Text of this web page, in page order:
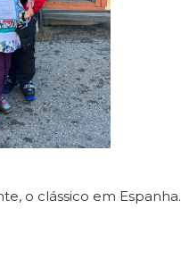
o clássico em Espanha.